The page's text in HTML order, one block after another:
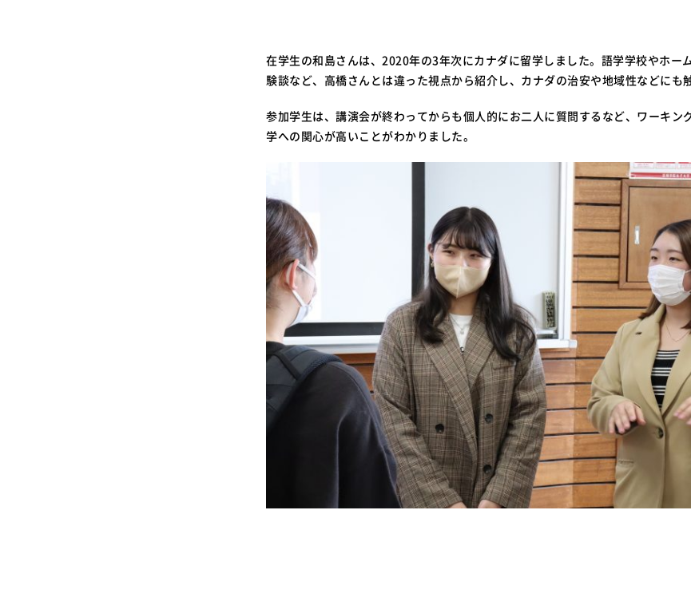
在学生の和島さんは、2020年の3年次にカナダに留学しました。語学学校やホー
験談など、高橋さんとは違った視点から紹介し、カナダの治安や地域性などにも
参加学生は、講演会が終わってからも個人的にお二人に質問するなど、ワーキン
学への関心が高いことがわかりました。